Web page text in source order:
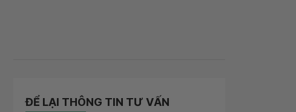
ĐỂ LẠI THÔNG TIN TƯ VẤN